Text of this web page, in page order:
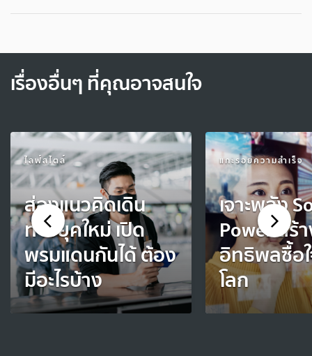
เรื่องอื่นๆ ที่คุณอาจสนใจ
ไลฟ์สไตล์
ส่องแนวคิดเดิน
ทางยุคใหม่ เปิด
พรมแดนกันได้ ต้อง
มีอะไรบ้าง
แกะรอยความสำเร็จ
เจาะพลัง
Power สร้
อิทธิพลซื้อ
โลก